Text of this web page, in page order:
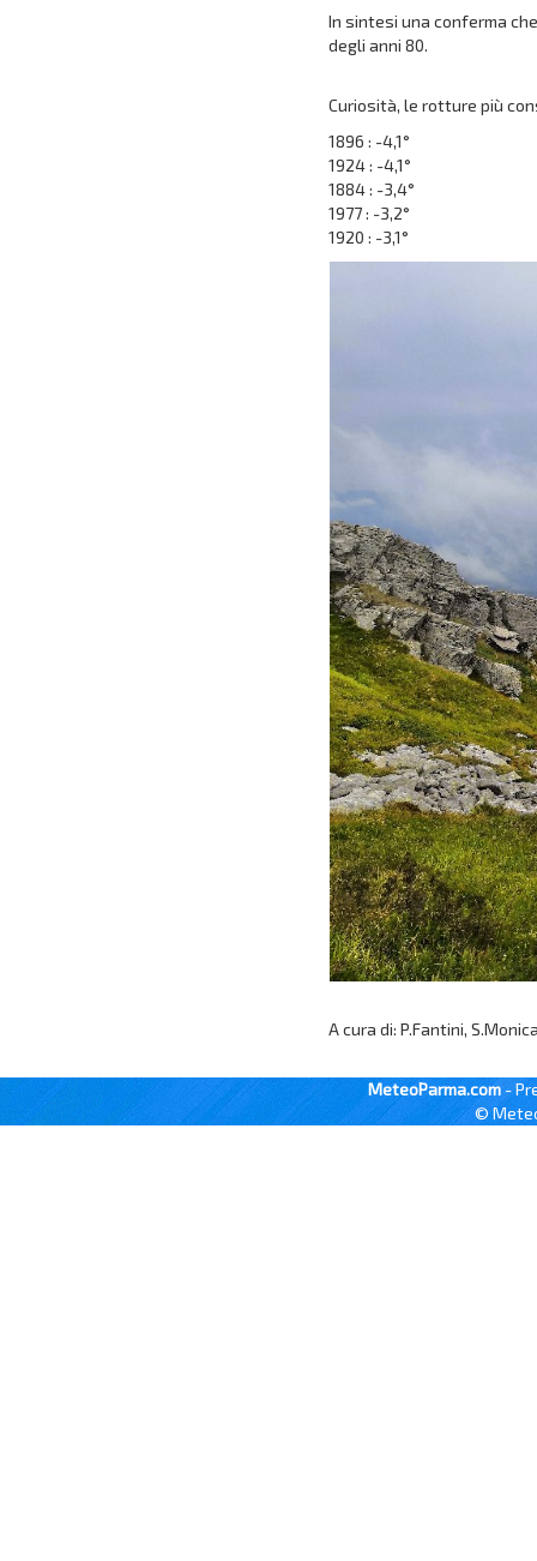
In sintesi una conferma
degli anni 80.
Curiosità, le rotture più
1896 : -4,1°
1924 : -4,1°
1884 : -3,4°
1977 : -3,2°
1920 : -3,1°
A cura di: P.Fantini,
MeteoParma.com -
©